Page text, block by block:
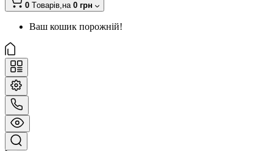
0 Tоварів,на 0 грн
Ваш кошик порожній!